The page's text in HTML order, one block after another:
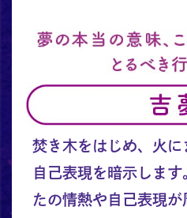
焚き木をはじめ、火
自己表現を暗示しま
たの情熱や自己表現